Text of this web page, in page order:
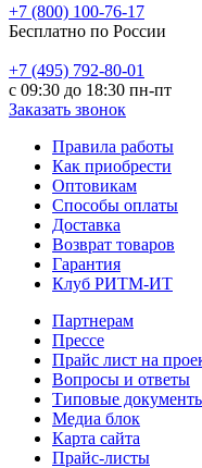
+7 (800) 100-76-17
Бесплатно по России
+7 (495) 792-80-01
с 09:30 до 18:30 пн-пт
Заказать звонок
Правила работы
Как приобрести
Оптовикам
Способы оплаты
Доставка
Возврат товаров
Гарантия
Клуб РИТМ-ИТ
Партнерам
Прессе
Прайс лист на
Вопросы и ответы
Типовые
Медиа блок
Карта сайта
Прайс-листы